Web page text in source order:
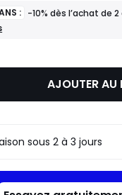
: -10% dès l’achat de
AJOUTER AU
sous 2 à 3 jours